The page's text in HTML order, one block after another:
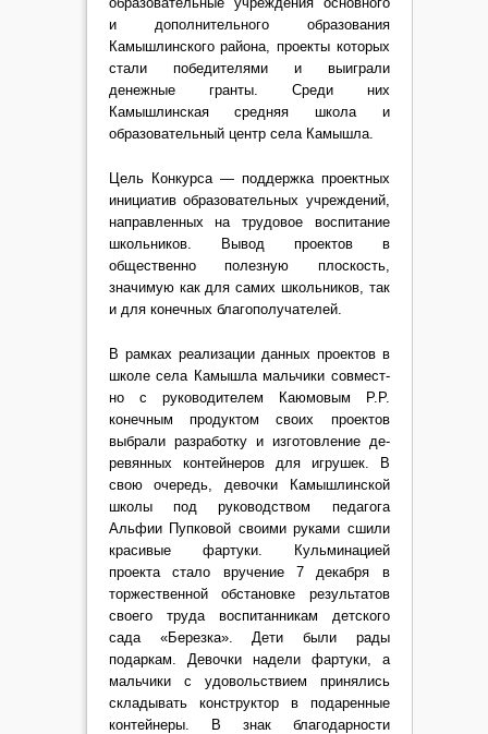
и дополни­тельного образования
Камышлинского района, проек­ты которых
стали победителя­ми и выиграли
денежные гран­ты. Среди них
Камышлинская средняя школа и
образова­тельный центр села Камышла.
Цель Конкурса — поддерж­ка проектных
инициатив обра­зовательных учреждений,
на­правленных на трудовое воспи­тание
школьников. Вывод про­ектов в
общественно полезную плоскость,
значимую как для самих школьников, так
и для конечных благополучателей.
В рамках реализации дан­ных проектов в
школе села Камышла мальчики совмест­
но с руководителем Каюмовым Р.Р.
конечным продук­том своих проектов
выбрали разработку и изготовление де­
ревянных контейнеров для иг­рушек. В
свою очередь, девоч­ки Камышлинской
школы под руководством педагога
Альфии Пупковой своими руками сшили
красивые фартуки. Кульминацией
проекта стало вручение 7 декабря в
торже­ственной обстановке результа­тов
своего труда воспитанни­кам детского
сада «Березка». Дети были рады
подаркам. Девочки надели фартуки, а
мальчики с удовольствием принялись
складывать конст­руктор в подаренные
контей­неры. В знак благодарности